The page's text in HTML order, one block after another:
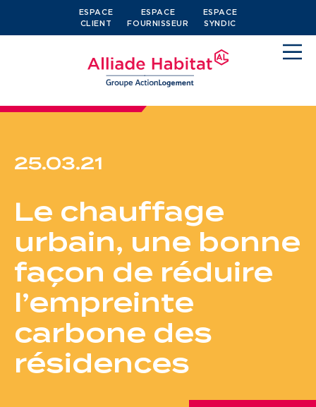
ESPACE
CLIENT
ESPACE
FOURNISSEUR
ESPACE
SYNDIC
Je cherche un logement
J’ai moins de 30 ans
Je suis salarié
J’ai plus de 65 ans
Je cherche un local commercial
Devenir propriétaire
25.03.21
Le chauffage
urbain, une bonne
façon de réduire
l’empreinte
carbone des
résidences